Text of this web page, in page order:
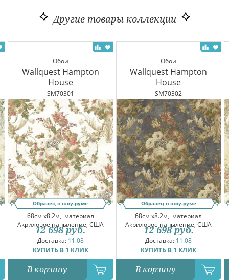
Другие товары коллекции
Обои
Wallquest Hampton
House
SM70301
Образец в шоу-руме
68см x8.2м, материал
Акриловое напыление, США
Доставка: 11.08
КУПИТЬ В 1 КЛИК
12 698 руб.
В корзину
Обои
Wallquest Hampton
House
SM70302
Образец в шоу-руме
68см x8.2м, материал
Акриловое напыление, США
Доставка: 11.08
КУПИТЬ В 1 КЛИК
12 698 руб.
В корзину